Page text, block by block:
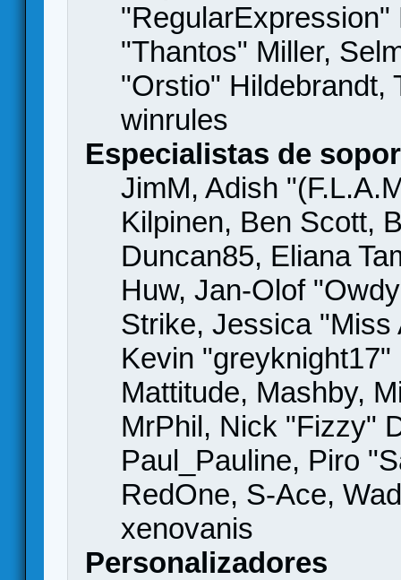
"Thantos" Miller,
"Orstio" Hildebrandt,
winrules
Especialistas de
JimM, Adish
Kilpinen, Ben Scott,
Duncan85, Eliana
Huw, Jan-Olof
Strike, Jessica
Kevin
Mattitude, Mashby,
MrPhil, Nick "Fizzy"
Paul_Pauline, Piro
RedOne, S-Ace,
xenovanis
Personalizadores